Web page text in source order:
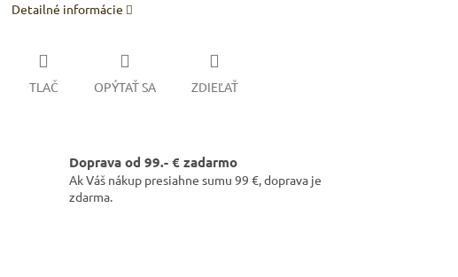
Detailné informácie
TLAČ OPÝTAŤ SA ZDIEĽAŤ
Doprava od 99.- € zadarmo
Ak Váš nákup presiahne sumu 99 €, doprava je
zdarma.